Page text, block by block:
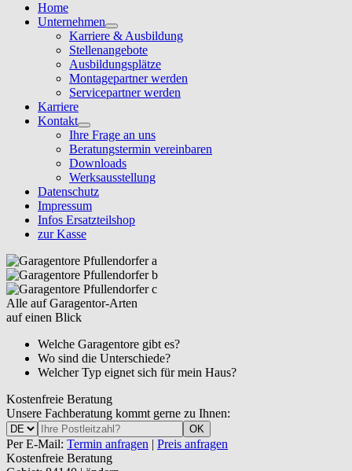
Home
Unternehmen
Karriere & Ausbildung
Stellenangebote
Ausbildungsplätze
Montagepartner werden
Servicepartner werden
Karriere
Kontakt
Ihre Frage an uns
Beratungstermin vereinbaren
Downloads
Werksausstellung
Datenschutz
Impressum
Infos Ersatzteilshop
zur Kasse
Alle auf Garagentor-Arten
auf einen Blick
Welche Garagentore gibt es?
Wo sind die Unterschiede?
Welcher Typ eignet sich für mein Haus?
Kostenfreie Beratung
Unsere Fachberatung kommt gerne zu Ihnen:
OK
Per E-Mail: Termin anfragen | Preis anfragen
Kostenfreie Beratung